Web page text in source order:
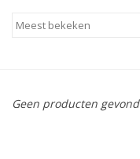
Nieuwe Collectie
Geen producten